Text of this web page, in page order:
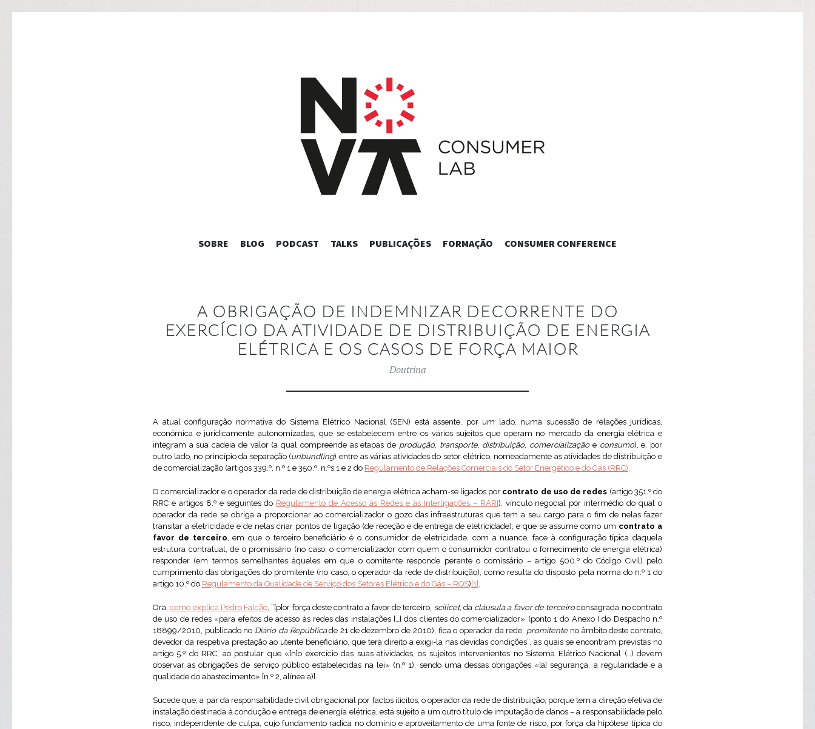
SKIP
SOBRE BLOG PODCAST TALKS PUBLICAÇÕES FORMAÇÃO CONSUMER CONFERENCE
A OBRIGAÇÃO DE INDEMNIZAR DECORRENTE DO
EXERCÍCIO DA ATIVIDADE DE DISTRIBUIÇÃO DE ENERGIA
ELÉTRICA E OS CASOS DE FORÇA MAIOR
Doutrina
A atual configuração normativa do Sistema Elétrico Nacional (SEN) está assente, por um lado, numa sucessão de relações jurídicas,
económica e juridicamente autonomizadas, que se estabelecem entre os vários sujeitos que operam no mercado da energia elétrica e
integram a sua cadeia de valor (a qual compreende as etapas de produção, transporte, distribuição, comercializaçãoe consumo), e, por
outro lado, no princípio da separação (unbundling) entre as várias atividades do setor elétrico, nomeadamente as atividades de distribuição e
de comercialização (artigos 339.º, n.º 1 e 350.º, n.ºs 1 e 2 do Regulamento de Relações Comerciais do Setor Energético e do Gás (RRC).
O comercializador e o operador da rede de distribuição de energia elétrica acham-se ligados por contrato de uso de redes (artigo 351.º do
RRC e artigos 8.º e seguintes do Regulamento de Acesso às Redes e às Interligações – RARI), vínculo negocial por intermédio do qual o
operador da rede se obriga a proporcionar ao comercializador o gozo das infraestruturas que tem a seu cargo para o fim de nelas fazer
transitar a eletricidade e de nelas criar pontos de ligação (de receção e de entrega de eletricidade), e que se assume como um contrato a
favor de terceiro, em que o terceiro beneficiário é o consumidor de eletricidade, com a nuance, face à configuração típica daquela
estrutura contratual, de o promissário (no caso, o comercializador com quem o consumidor contratou o fornecimento de energia elétrica)
responder (em termos semelhantes àqueles em que o comitente responde perante o comissário – artigo 500.º do Código Civil) pelo
cumprimento das obrigações do promitente (no caso, o operador da rede de distribuição), como resulta do disposto pela norma do n.º 1 do
artigo 10.º do Regulamento da Qualidade de Serviço dos Setores Elétrico e do Gás – RQS) [1] .
Ora,como explica Pedro Falcão, “[p]or força deste contrato a favor de terceiro, scilicet, da cláusula a favor de terceiroconsagrada no contrato
de uso de redes «para efeitos de acesso às redes das instalações […] dos clientes do comercializador» (ponto 1 do Anexo I do Despacho n.º
18899/2010, publicado no Diário da Repúblicade 21 de dezembro de 2010), fica o operador da rede, promitenteno âmbito deste contrato,
devedor da respetiva prestação ao utente beneficiário, que terá direito a exigi-la nas devidas condições”, as quais se encontram previstas no
artigo 5.º do RRC, ao postular que «[n]o exercício das suas atividades, os sujeitos intervenientes no Sistema Elétrico Nacional (…) devem
observar as obrigações de serviço público estabelecidas na lei» (n.º 1), sendo uma dessas obrigações «[a] segurança, a regularidade e a
qualidade do abastecimento» [n.º 2, alínea a)].
Sucede que, a par da responsabilidade civil obrigacional por factos ilícitos, o operador da rede de distribuição, porque tem a direção efetiva de
instalação destinada à condução e entrega de energia elétrica, está sujeito a um outro título de imputação de danos – a responsabilidade pelo
risco, independente de culpa, cujo fundamento radica no domínio e aproveitamento de uma fonte de risco, por força da hipótese típica do